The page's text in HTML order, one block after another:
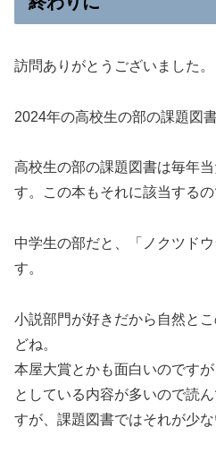
訪問ありがとうございました。
2024年の高校生の部の課題図
高校生の部の課題図書は毎年
す。この本もそれに該当するの
中学生の部だと、「ノクツド
す。
小説部門が好きだから自然と
どね。
本屋大賞とかも面白いのです
としている内容が多いので読
すが、課題図書ではそれが少な